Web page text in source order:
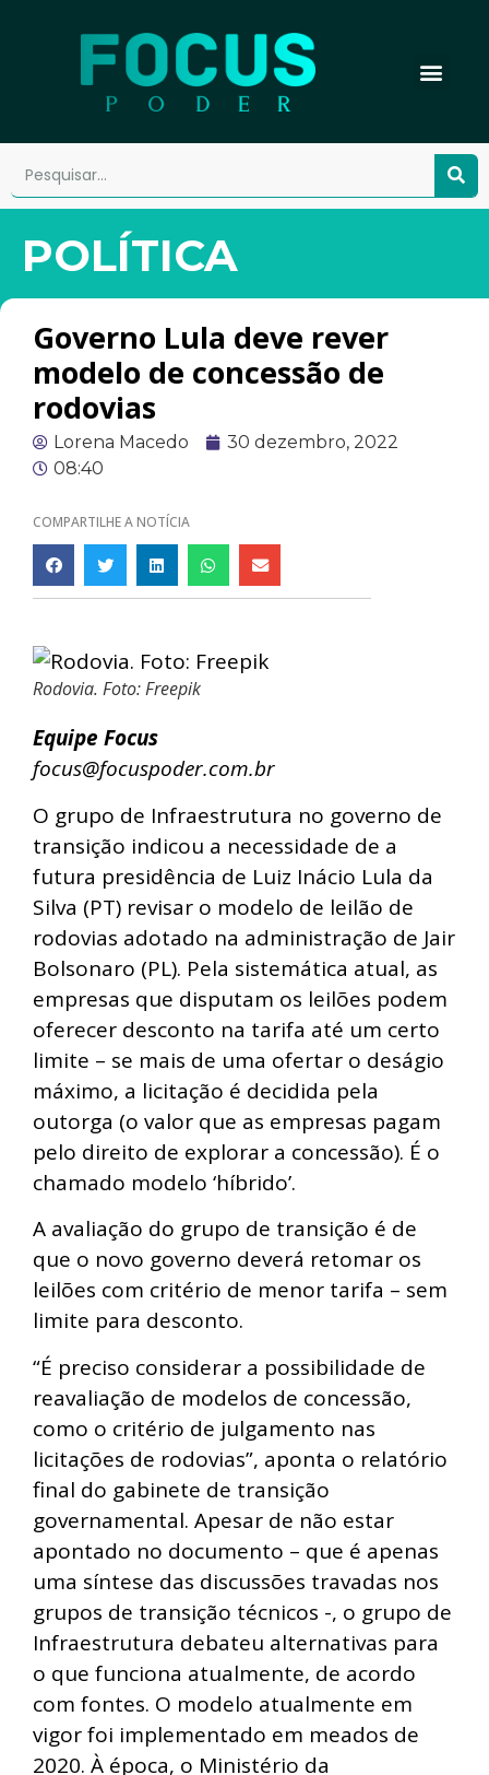
POLÍTICA
Governo Lula deve rever
modelo de concessão de
rodovias
Lorena Macedo
30 dezembro, 2022
08:40
COMPARTILHE A NOTÍCIA
Rodovia. Foto: Freepik
Equipe Focus
focus@focuspoder.com.br
O grupo de Infraestrutura no governo de
transição indicou a necessidade de a
futura presidência de Luiz Inácio Lula da
Silva (PT) revisar o modelo de leilão de
rodovias adotado na administração de Jair
Bolsonaro (PL). Pela sistemática atual, as
empresas que disputam os leilões podem
oferecer desconto na tarifa até um certo
limite – se mais de uma ofertar o deságio
máximo, a licitação é decidida pela
outorga (o valor que as empresas pagam
pelo direito de explorar a concessão). É o
chamado modelo ‘híbrido’.
A avaliação do grupo de transição é de
que o novo governo deverá retomar os
leilões com critério de menor tarifa – sem
limite para desconto.
“É preciso considerar a possibilidade de
reavaliação de modelos de concessão,
como o critério de julgamento nas
licitações de rodovias”, aponta o relatório
final do gabinete de transição
governamental. Apesar de não estar
apontado no documento – que é apenas
uma síntese das discussões travadas nos
grupos de transição técnicos -, o grupo de
Infraestrutura debateu alternativas para
o que funciona atualmente, de acordo
com fontes. O modelo atualmente em
vigor foi implementado em meados de
2020. À época, o Ministério da